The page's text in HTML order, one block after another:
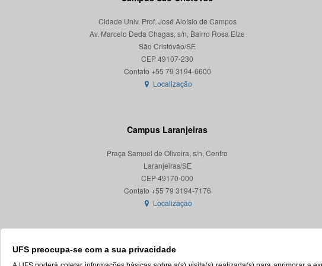
UFS preocupa-se com a sua privacidade
Cidade Univ. Prof. José Aloísio de Campos
Av. Marcelo Deda Chagas, s/n, Bairro Rosa Elze
São Cristóvão/SE
CEP 49107-230
Localização
Campus Laranjeiras
Praça Samuel de Oliveira, s/n, Centro
Laranjeiras/SE
CEP 49170-000
Localização